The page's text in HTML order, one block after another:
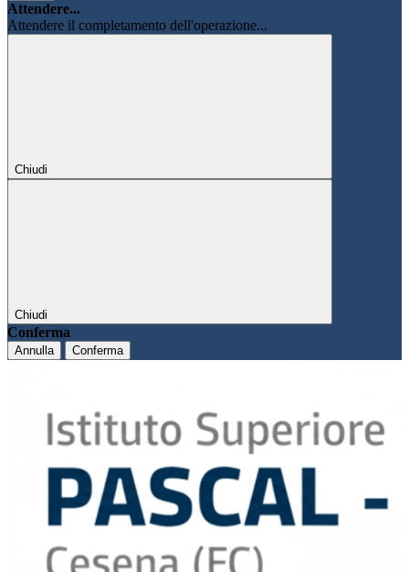
Attendere...
Attendere il completamento dell'operazione...
Chiudi
Chiudi
Conferma
Annulla Conferma